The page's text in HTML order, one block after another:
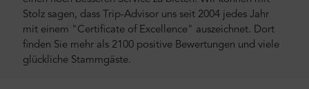
Stolz sagen, dass Trip-Advisor uns seit 2004 jedes Jahr
mit einem "Certificate of Excellence" auszeichnet. Dort
finden Sie mehr als 2100 positive Bewertungen und viele
glückliche Stammgäste.